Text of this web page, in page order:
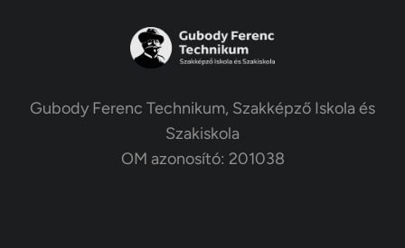
Gubody Ferenc Technikum, Szakképző Iskola és
Szakiskola
OM azonosító: 201038